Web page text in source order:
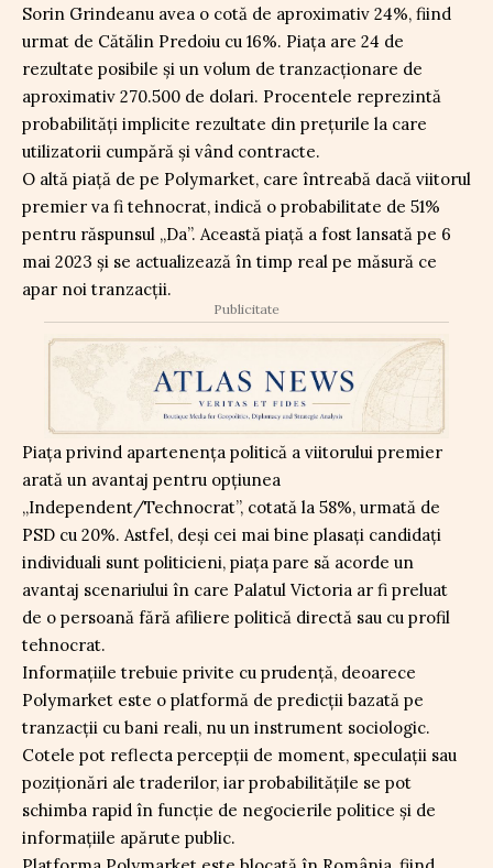
Sorin Grindeanu avea o cotă de aproximativ 24%, fiind
urmat de Cătălin Predoiu cu 16%. Piața are 24 de
rezultate posibile și un volum de tranzacționare de
aproximativ 270.500 de dolari. Procentele reprezintă
probabilități implicite rezultate din prețurile la care
utilizatorii cumpără și vând contracte.
O altă piață de pe Polymarket, care întreabă dacă viitorul
premier va fi tehnocrat, indică o probabilitate de 51%
pentru răspunsul „Da”. Această piață a fost lansată pe 6
mai 2023 și se actualizează în timp real pe măsură ce
apar noi tranzacții.
Publicitate
Piața privind apartenența politică a viitorului premier
arată un avantaj pentru opțiunea
„Independent/Technocrat”, cotată la 58%, urmată de
PSD cu 20%. Astfel, deși cei mai bine plasați candidați
individuali sunt politicieni, piața pare să acorde un
avantaj scenariului în care Palatul Victoria ar fi preluat
de o persoană fără afiliere politică directă sau cu profil
tehnocrat.
Informațiile trebuie privite cu prudență, deoarece
Polymarket este o platformă de predicții bazată pe
tranzacții cu bani reali, nu un instrument sociologic.
Cotele pot reflecta percepții de moment, speculații sau
poziționări ale traderilor, iar probabilitățile se pot
schimba rapid în funcție de negocierile politice și de
informațiile apărute public.